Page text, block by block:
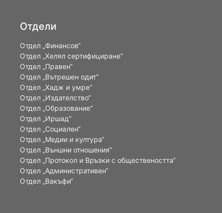
Отдели
Отдел „Финансов“
Отдел „Хелял сертифициране“
Отдел „Правен“
Отдел „Вътрешен одит“
Отдел „Хадж и умре“
Отдел „Издателство“
Отдел „Образование“
Отдел „Иршад“
Отдел „Социален“
Отдел „Медии и култура“
Отдел „Външни отношения”
Oтдел „Протокол и Връзки с обществеността“
Отдел „Административен“
Отдел „Вакъфи“